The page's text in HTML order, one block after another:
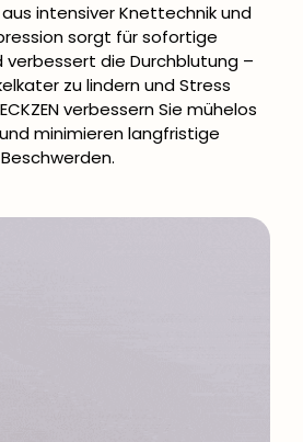
intensiver Knettechnik und
sorgt für sofortige
verbessert die Durchblutung –
zu lindern und Stress
verbessern Sie mühelos
minimieren langfristige
Beschwerden.